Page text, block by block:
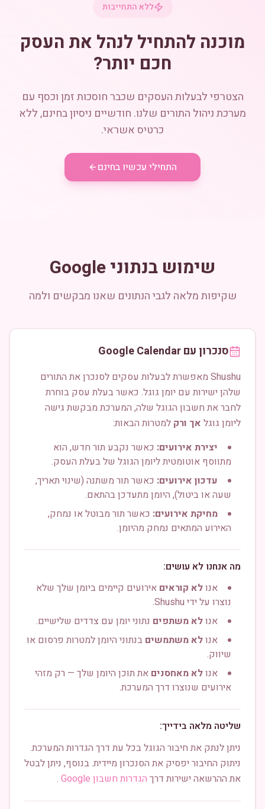
ללא התחייבות
מוכנה להתחיל לנהל את העסק
חכם יותר?
הצטרפי לבעלות העסקים שכבר חוסכות זמן וכסף עם
מערכת ניהול התורים שלנו. חודשיים ניסיון בחינם, ללא
כרטיס אשראי.
התחילי עכשיו בחינם
שימוש בנתוני Google
שקיפות מלאה לגבי הנתונים שאנו מבקשים ולמה
סנכרון עם Google Calendar
Shushu מאפשרת לבעלות עסקים לסנכרן את התורים
שלהן ישירות עם יומן גוגל. כאשר בעלת עסק בוחרת
לחבר את חשבון הגוגל שלה, המערכת מבקשת גישה
ליומן גוגל אך ורק למטרות הבאות:
יצירת אירועים: כאשר נקבע תור חדש, הוא
מתווסף אוטומטית ליומן הגוגל של בעלת העסק.
עדכון אירועים: כאשר תור משתנה (שינוי תאריך,
שעה או ביטול), היומן מתעדכן בהתאם.
מחיקת אירועים: כאשר תור מבוטל או נמחק,
האירוע המתאים נמחק מהיומן.
מה אנחנו לא עושים:
אנולא קוראים אירועים קיימים ביומן שלך שלא
נוצרו על ידי Shushu.
אנולא משתפים נתוני יומן עם צדדים שלישיים.
אנולא משתמשים בנתוני היומן למטרות פרסום או
שיווק.
אנולא מאחסנים את תוכן היומן שלך — רק מזהי
אירועים שנוצרו דרך המערכת.
שליטה מלאה בידייך:
ניתן לנתק את חיבור הגוגל בכל עת דרך הגדרות המערכת.
ניתוק החיבור יפסיק את הסנכרון מיידית. בנוסף, ניתן לבטל
את ההרשאה ישירות דרך הגדרות חשבון Google .